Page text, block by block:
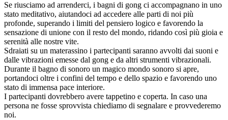
Se riusciamo ad arrenderci, i bagni di gong ci accompagnano in uno
stato meditativo, aiutandoci ad accedere alle parti di noi più
profonde, superando i limiti del pensiero logico e favorendo la
sensazione di unione con il resto del mondo, ridando così più gioia e
serenità alle nostre vite.
Sdraiati su un materassino i partecipanti saranno avvolti dai suoni e
dalle vibrazioni emesse dal gong e da altri strumenti vibrazionali.
Durante il bagno di sonoro un magico mondo sonoro si apre,
portandoci oltre i confini del tempo e dello spazio e favorendo uno
stato di immensa pace interiore.
I partecipanti dovrebbero avere tappetino e coperta. In caso una
persona ne fosse sprovvista chiediamo di segnalare e provvederemo
noi.